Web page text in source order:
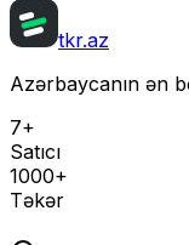
tkr.az
Azərbaycanın ən
7+
Satıcı
1000+
Təkər